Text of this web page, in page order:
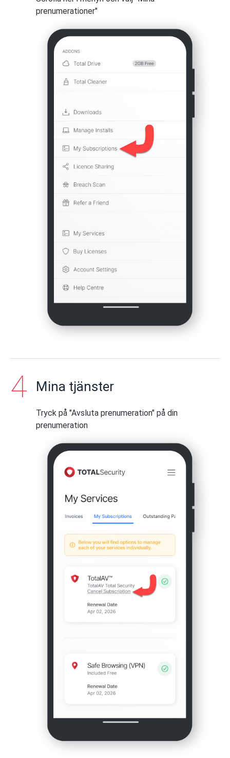
prenumerationer"
Mina tjänster
Tryck på "Avsluta prenumeration" på din
prenumeration